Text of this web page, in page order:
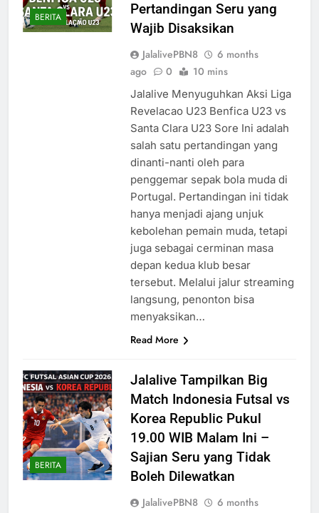
BERITA
Pertandingan Seru yang
Wajib Disaksikan
JalalivePBN8
6 months
ago
0 10 mins
Jalalive Menyuguhkan Aksi Liga
Revelacao U23 Benfica U23 vs
Santa Clara U23 Sore Ini adalah
salah satu pertandingan yang
dinanti-nanti oleh para
penggemar sepak bola muda di
Portugal. Pertandingan ini tidak
hanya menjadi ajang unjuk
kebolehan pemain muda, tetapi
juga sebagai cerminan masa
depan kedua klub besar
tersebut. Melalui jalur streaming
langsung, penonton bisa
menyaksikan…
Read More
BERITA
Jalalive Tampilkan Big
Match Indonesia Futsal vs
Korea Republic Pukul
19.00 WIB Malam Ini –
Sajian Seru yang Tidak
Boleh Dilewatkan
JalalivePBN8
6 months